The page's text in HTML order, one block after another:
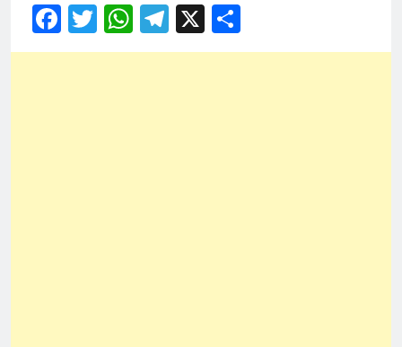
Facebook
Twitter
WhatsApp
Telegram
X